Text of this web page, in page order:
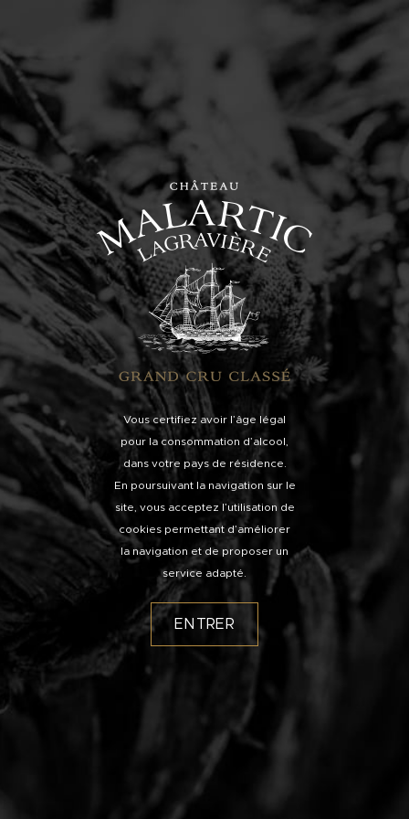
Vous certifiez avoir l’âge légal
pour la consommation d’alcool,
dans votre pays de résidence.
En poursuivant la navigation sur le
site, vous acceptez l’utilisation de
cookies permettant d’améliorer
la navigation et de proposer un
service adapté.
ENTRER